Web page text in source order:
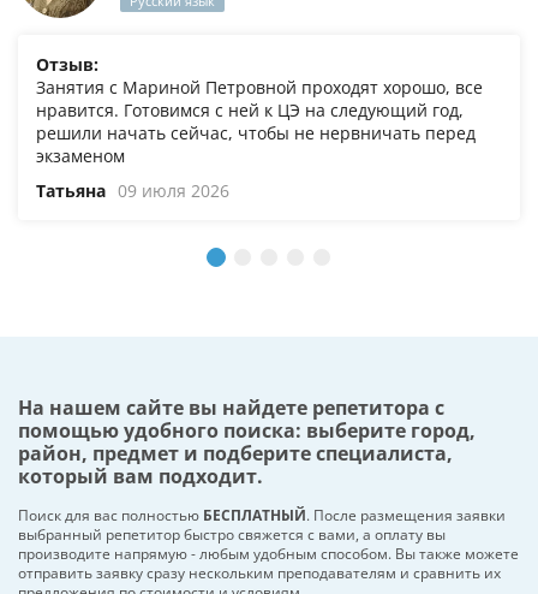
Отзыв:
Занятия с Мариной Петровной проходят хорошо, все
нравится. Готовимся с ней к ЦЭ на следующий год,
решили начать сейчас, чтобы не нервничать перед
экзаменом
Татьяна 09 июля 2026
На нашем сайте вы найдете репетитора с
помощью удобного поиска: выберите город,
район, предмет и подберите специалиста,
который вам подходит.
Поиск для вас полностью БЕСПЛАТНЫЙ. После размещения заявки
выбранный репетитор быстро свяжется с вами, а оплату вы
производите напрямую - любым удобным способом. Вы также можете
отправить заявку сразу нескольким преподавателям и сравнить их